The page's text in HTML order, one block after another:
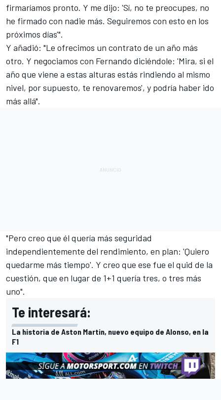
firmaríamos pronto. Y me dijo: 'Sí, no te preocupes, no
he firmado con nadie más. Seguiremos con esto en los
próximos días'".
Y añadió: "Le ofrecimos un contrato de un año más
otro. Y negociamos con Fernando diciéndole: 'Mira, si el
año que viene a estas alturas estás rindiendo al mismo
nivel, por supuesto, te renovaremos', y podría haber ido
más allá".
"Pero creo que él quería más seguridad
independientemente del rendimiento, en plan: 'Quiero
quedarme más tiempo'. Y creo que ese fue el quid de la
cuestión, que en lugar de 1+1 quería tres, o tres más
uno".
Te interesará:
La historia de Aston Martin, nuevo equipo de Alonso, en la
F1